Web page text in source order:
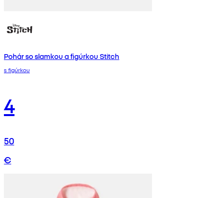
Pohár so slamkou a figúrkou Stitch
s figúrkou
4
50
€